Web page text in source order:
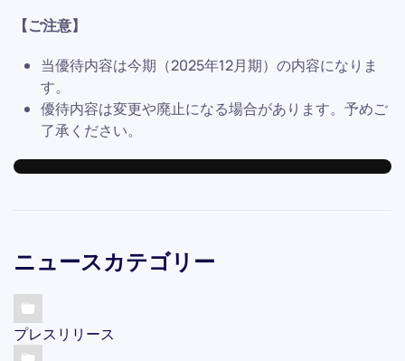
【ご注意】
当優待内容は今期（2025年12月期）の内容になりま
す。
優待内容は変更や廃止になる場合があります。予めご
了承ください。
ニュースカテゴリー
プレスリリース